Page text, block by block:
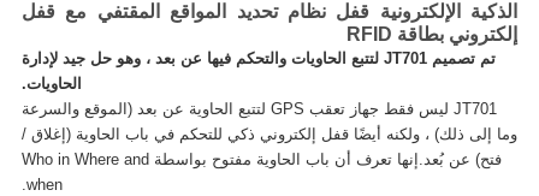
الذكية الإلكترونية قفل نظام تحديد المواقع المقتفي مع قفل
إلكتروني بطاقة RFID
تم تصميم JT701 لتتبع الحاويات والتحكم فيها عن بعد ، وهو حل جيد لإدارة
الحاويات.
JT701 ليس فقط جهاز تعقب GPS لتتبع الحاوية عن بعد (الموقع والسرعة
وما إلى ذلك) ، ولكنه أيضًا قفل إلكتروني ذكي للتحكم في باب الحاوية (إغلاق /
فتح) عن بُعد.إنها تعرف أن باب الحاوية مفتوح بواسطة Who in Where and
when.